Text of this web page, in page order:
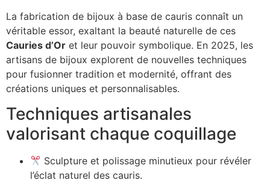
La fabrication de bijoux à base de cauris connaît un
véritable essor, exaltant la beauté naturelle de ces
Cauries d’Or et leur pouvoir symbolique. En 2025, les
artisans de bijoux explorent de nouvelles techniques
pour fusionner tradition et modernité, offrant des
créations uniques et personnalisables.
Techniques artisanales
valorisant chaque coquillage
Sculpture et polissage minutieux pour révéler
l’éclat naturel des cauris.